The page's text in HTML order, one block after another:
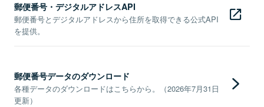
郵便番号・デジタルアドレスAPI
郵便番号とデジタルアドレスから住所を取得できる公式API
を提供。
郵便番号データのダウンロード
各種データのダウンロードはこちらから。（2026年7月31日
更新）